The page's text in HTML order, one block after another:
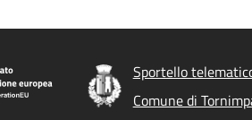
Sportello
Comune di